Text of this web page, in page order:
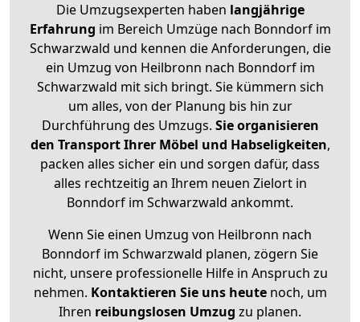
Die Umzugsexperten haben langjährige
Erfahrung im Bereich Umzüge nach Bonndorf im
Schwarzwald und kennen die Anforderungen, die
ein Umzug von Heilbronn nach Bonndorf im
Schwarzwald mit sich bringt. Sie kümmern sich
um alles, von der Planung bis hin zur
Durchführung des Umzugs. Sie organisieren
den Transport Ihrer Möbel und Habseligkeiten,
packen alles sicher ein und sorgen dafür, dass
alles rechtzeitig an Ihrem neuen Zielort in
Bonndorf im Schwarzwald ankommt.
Wenn Sie einen Umzug von Heilbronn nach
Bonndorf im Schwarzwald planen, zögern Sie
nicht, unsere professionelle Hilfe in Anspruch zu
nehmen. Kontaktieren Sie uns heutenoch, um
Ihren reibungslosen Umzug zu planen.